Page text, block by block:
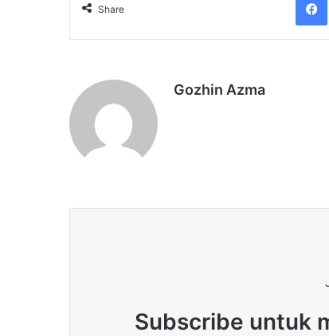
Share
Gozhin Azma
Subscribe untuk